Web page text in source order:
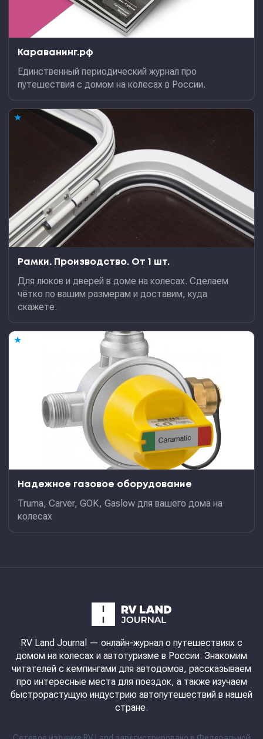
Караванинг.рф
Единственный периодический журнал про
путешествия с домом на колесах в России.
★
Рамки. Производство. От 1 шт.
Для люков и дверей в доме на колесах. Сделаем
чётко по вашим размерам и доставим, куда
скажете.
★
Надежное газовое оборудование
Truma, Carver, GOK, Gaslow для вашего дома на
колесах
RV Land Journal — онлайн-журнал о путешествиях с
домом на колесах и автотуризме в России. Знакомим
читателей с кемпингами для автодомов, рассказываем
про интересные места для поездок, а также изучаем
быстрорастущую индустрию автопутешествий в нашей
стране.